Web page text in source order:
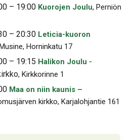
– 19:00 Kuorojen Joulu, Perniön
– 20:30 Leticia-kuoron
Horninkatu 17
– 19:15 Halikon Joulu -
, Kirkkorinne 1
Maa on niin kaunis –
kirkko, Karjalohjantie 161